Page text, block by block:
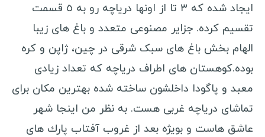
ویزا
انواع ویزا
ویزا کشورهای آسیایی
ویزا کشورهای اروپایی
ویزا کشورهای آمریکای لاتین
ویزا کشورهای آفریقایی
ایجاد شده كه ٣ تا از اونها دریاچه رو به ٥ قسمت
تقسیم كرده. جزایر مصنوعی متعدد و باغ های زیبا
الهام بخش باغ های سبک شرقی در چین، ژاپن و کره
بوده.كوهستان های اطراف دریاچه كه تعداد زیادی
معبد و پاگودا داخلشون ساخته شده بهترین مكان برای
تماشای دریاچه غربی هست. به نظر من اینجا شهر
عاشق هاست و بویژه بعد از غروب آفتاب پارك های